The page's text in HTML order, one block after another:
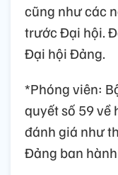
cũng như các
trước Đại hội.
Đại hội Đảng.
*Phóng viên:
quyết số 59 về
đánh giá như
Đảng ban